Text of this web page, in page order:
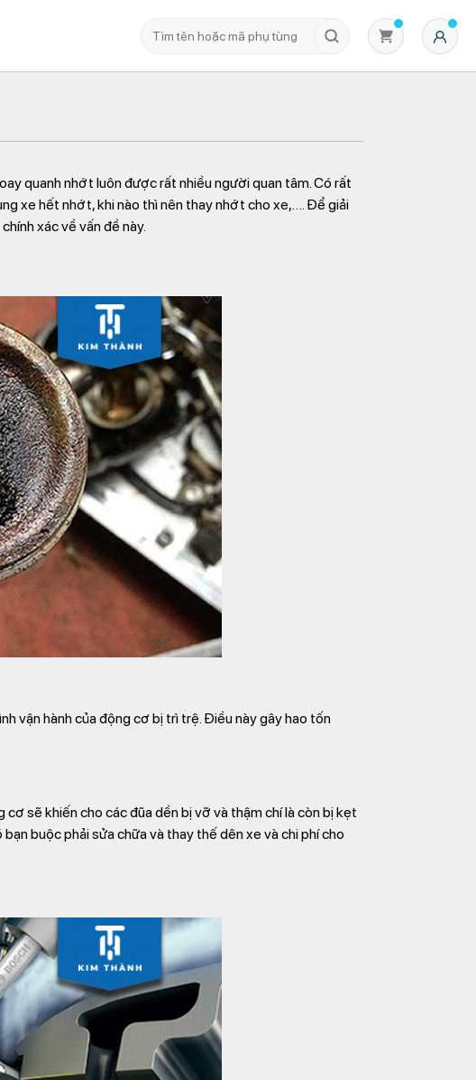
quanh nhớt luôn được rất nhiều người quan tâm. Có rất
xe hết nhớt, khi nào thì nên thay nhớt cho xe,…. Để giải
xác về vấn đề này.
vận hành của động cơ bị trì trệ. Điều này gây hao tốn
sẽ khiến cho các đũa dền bị vỡ và thậm chí là còn bị kẹt
buộc phải sửa chữa và thay thế dên xe và chi phí cho